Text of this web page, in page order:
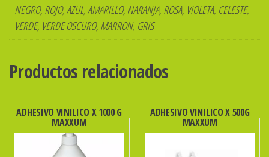
NEGRO, ROJO, AZUL, AMARILLO, NARANJA, ROSA, VIOLETA, CELESTE,
VERDE, VERDE OSCURO, MARRON, GRIS
Productos relacionados
ADHESIVO VINILICO X 1000 G
MAXXUM
ADHESIVO VINILICO X 500G
MAXXUM